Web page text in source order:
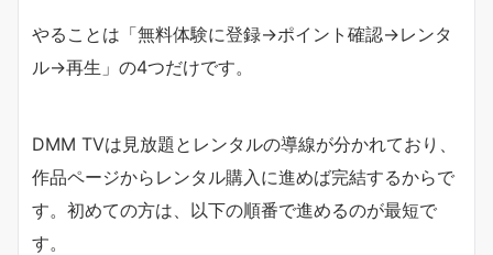
やることは「無料体験に登録→ポイント確認→レンタ
ル→再生」の4つだけです。
DMM TVは見放題とレンタルの導線が分かれており、
作品ページからレンタル購入に進めば完結するからで
す。初めての方は、以下の順番で進めるのが最短で
す。